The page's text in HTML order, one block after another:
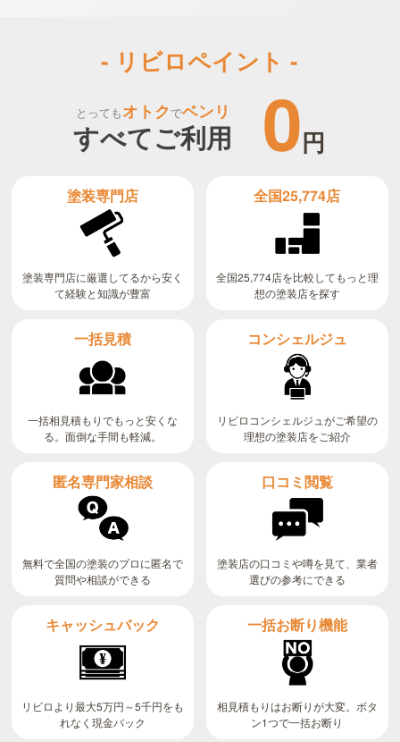
- リビロペイント -
とってもオトクでベンリ
すべてご利用 0円
塗装専門店
塗装専門店に厳選してるから安く
て経験と知識が豊富
全国25,774店
全国25,774店を比較してもっと理
想の塗装店を探す
一括見積
一括相見積もりでもっと安くな
る。面倒な手間も軽減。
コンシェルジュ
リビロコンシェルジュがご希望の
理想の塗装店をご紹介
匿名専門家相談
無料で全国の塗装のプロに匿名で
質問や相談ができる
口コミ閲覧
塗装店の口コミや噂を見て、業者
選びの参考にできる
キャッシュバック
リビロより最大5万円～5千円をも
れなく現金バック
一括お断り機能
相見積もりはお断りが大変。ボタ
ン1つで一括お断り